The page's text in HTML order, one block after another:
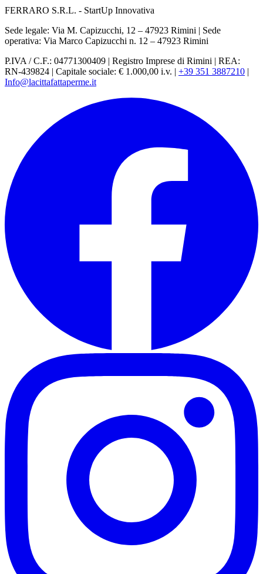
FERRARO S.R.L. - StartUp Innovativa
Sede legale: Via M. Capizucchi, 12 – 47923 Rimini | Sede
operativa: Via Marco Capizucchi n. 12 – 47923 Rimini
P.IVA / C.F.: 04771300409 | Registro Imprese di Rimini | REA:
RN-439824 | Capitale sociale: € 1.000,00 i.v. | +39 351 3887210 |
Info@lacittafattaperme.it